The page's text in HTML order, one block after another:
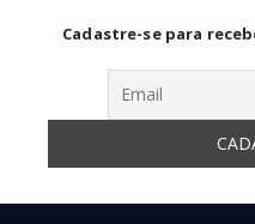
Cadastre-se para